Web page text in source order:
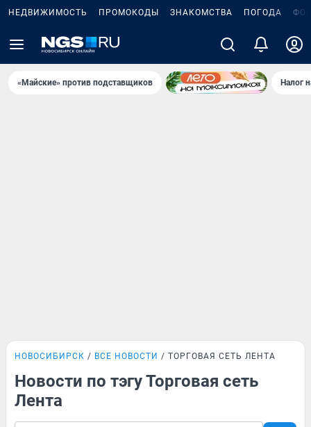
НЕДВИЖИМОСТЬ ПРОМОКОДЫ ЗНАКОМСТВА ПОГОДА
«Майские» против подставщиков Налог
НОВОСИБИРСК ВСЕ НОВОСТИ ТОРГОВАЯ СЕТЬ ЛЕНТА
Новости по тэгу Торговая сеть
Лента